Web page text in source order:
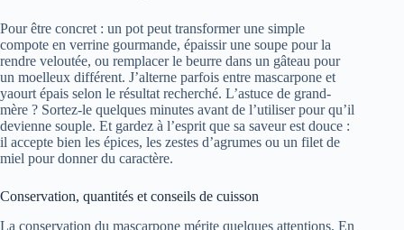
Pour être concret : un pot peut transformer une simple
compote en verrine gourmande, épaissir une soupe pour la
rendre veloutée, ou remplacer le beurre dans un gâteau pour
un moelleux différent. J’alterne parfois entre mascarpone et
yaourt épais selon le résultat recherché. L’astuce de grand-
mère ? Sortez-le quelques minutes avant de l’utiliser pour qu’il
devienne souple. Et gardez à l’esprit que sa saveur est douce :
il accepte bien les épices, les zestes d’agrumes ou un filet de
miel pour donner du caractère.
Conservation, quantités et conseils de cuisson
La conservation du mascarpone mérite quelques attentions. En